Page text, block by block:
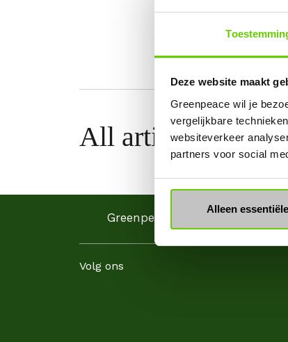
Deze website maakt
Greenpeace wil je
vergelijkbare
websiteverkeer
partners voor social
Alleen
All articles by
Greenpeace Nederland
Volg ons